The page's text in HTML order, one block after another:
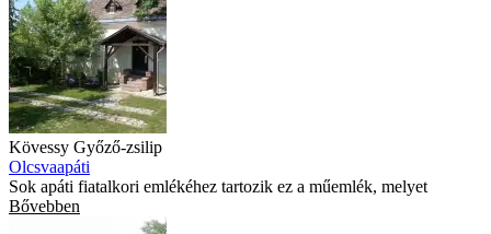
Kövessy Győző-zsilip
Olcsvaapáti
Sok apáti fiatalkori emlékéhez tartozik ez a műemlék, melyet
Bővebben